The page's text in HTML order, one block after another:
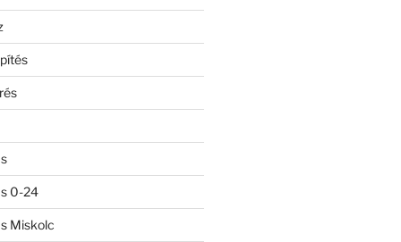
0-24
Miskolc